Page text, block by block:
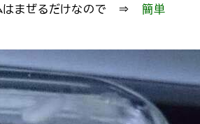
まぜるだけなので ⇒ 簡単